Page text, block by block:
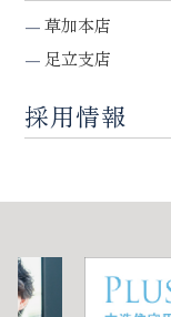
草加本店
足立支店
採用情報